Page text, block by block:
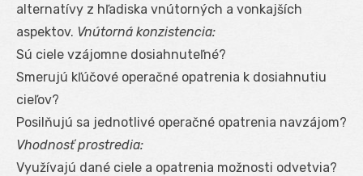
alternatívy z hľadiska vnútorných a vonkajších
aspektov. Vnútorná konzistencia:
Sú ciele vzájomne dosiahnuteľné?
Smerujú kľúčové operačné opatrenia k dosiahnutiu
cieľov?
Posilňujú sa jednotlivé operačné opatrenia navzájom?
Vhodnosť prostredia:
Využívajú dané ciele a opatrenia možnosti odvetvia?